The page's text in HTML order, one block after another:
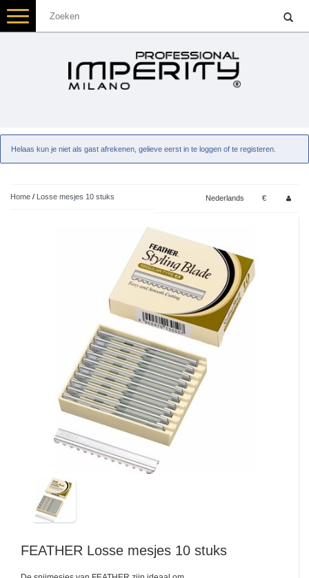
Toggle
navigation
Helaas kun je niet als gast afrekenen, gelieve eerst in te loggen of te registeren.
Home / Losse mesjes 10 stuks Nederlands €
FEATHER Losse mesjes 10 stuks